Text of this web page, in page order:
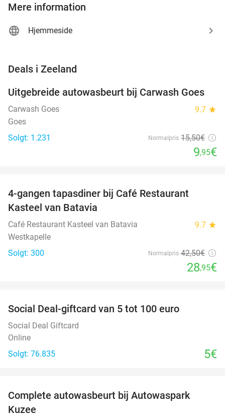
Mere information
Hjemmeside
Deals i Zeeland
36%
Uitgebreide autowasbeurt bij Carwash Goes
Carwash Goes 9.7 star
Goes
Solgt: 1.231
Normalpris 15,50€
9,95€
4-gangen tapasdiner bij Café Restaurant
Kasteel van Batavia
Café Restaurant Kasteel van Batavia 9.7 star
Westkapelle
Solgt: 300
Normalpris 42,50€
28,95€
Social Deal-giftcard van 5 tot 100 euro
Social Deal Giftcard
Online
Solgt: 76.835
5€
Complete autowasbeurt bij Autowaspark
Kuzee